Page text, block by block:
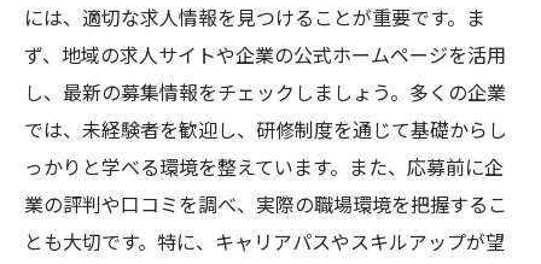
には、適切な求人情報を見つけることが重要です。ま
ず、地域の求人サイトや企業の公式ホームページを活用
し、最新の募集情報をチェックしましょう。多くの企業
では、未経験者を歓迎し、研修制度を通じて基礎からし
っかりと学べる環境を整えています。また、応募前に企
業の評判や口コミを調べ、実際の職場環境を把握するこ
とも大切です。特に、キャリアパスやスキルアップが望